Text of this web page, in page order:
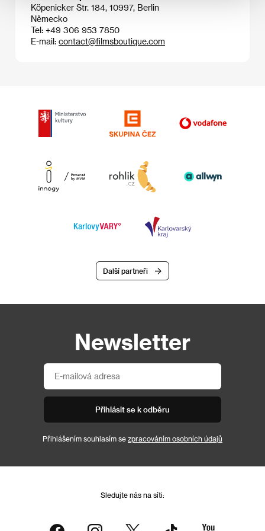
Köpenicker Str. 184, 10997, Berlin
Německo
Tel: +49 306 953 7850
E-mail: contact@filmsboutique.com
Další partneři
Newsletter
Přihlásit se k odběru
Přihlášením souhlasím se zpracováním osobních údajů
Sledujte nás na síti: